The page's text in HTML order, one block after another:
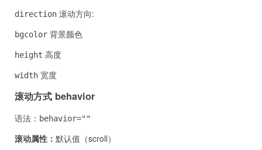
direction 滚动方向:
bgcolor 背景颜色
height 高度
width 宽度
滚动方式 behavior
语法： behavior=""
滚动属性： 默认值（scroll）